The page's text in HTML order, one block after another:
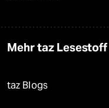
Mehr taz Lesestoff
taz Blogs